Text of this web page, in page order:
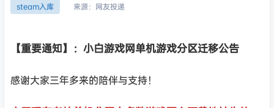
steam入库 来源： 网友投递
【重要通知】：小白游戏网单机游戏分区迁移公告
感谢大家三年多来的陪伴与支持！